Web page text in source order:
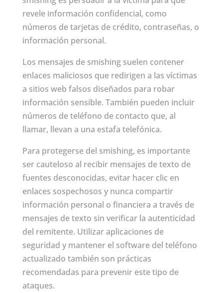
revele información confidencial, como
números de tarjetas de crédito, contraseñas, o
información personal.
Los mensajes de smishing suelen contener
enlaces maliciosos que redirigen a las víctimas
a sitios web falsos diseñados para robar
información sensible. También pueden incluir
números de teléfono de contacto que, al
llamar, llevan a una estafa telefónica.
Para protegerse del smishing, es importante
ser cauteloso al recibir mensajes de texto de
fuentes desconocidas, evitar hacer clic en
enlaces sospechosos y nunca compartir
información personal o financiera a través de
mensajes de texto sin verificar la autenticidad
del remitente. Utilizar aplicaciones de
seguridad y mantener el software del teléfono
actualizado también son prácticas
recomendadas para prevenir este tipo de
ataques.